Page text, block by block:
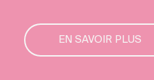
EN SAVOIR PLUS